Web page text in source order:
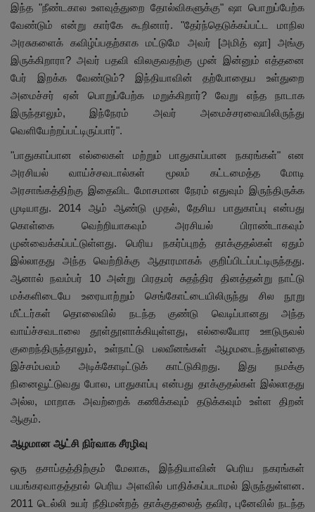
இந்த "நீண்டகால உளவுத்துறை தோல்விகளுக்கு" ஷா பொறுப்பேற்க
வேண்டும் என்று கார்கே கூறினார். "தேர்ந்தெடுக்கப்பட்ட மாநில
அரசுகளைக் கவிழ்ப்பதற்காக மட்டுமே அவர் [அமித் ஷா] அங்கு
இருக்கிறாரா? அவர் பதவி விலகுவதற்கு முன் இன்னும் எத்தனை
பேர் இறக்க வேண்டும்? இந்தியாவின் தற்போதைய உள்துறை
அமைச்சர் ஏன் பொறுப்பேற்க மறுக்கிறார்? வேறு எந்த நாடாக
இருந்தாலும், இந்நேரம் அவர் அமைச்சரவையிலிருந்து
வெளியேற்றப்பட்டிருப்பார்".
"பாதுகாப்பான எல்லைகள் மற்றும் பாதுகாப்பான நகரங்கள்" என
அரசியல் வாய்ச்சவடால்கள் மூலம் கட்டமைத்த மோடி
அரசாங்கத்திற்கு இதைவிட மோசமான நேரம் எதுவும் இருந்திருக்க
முடியாது. 2014 ஆம் ஆண்டு முதல், தேசிய பாதுகாப்பு என்பது
கொள்கை வெற்றியாகவும் அரசியல் பிராண்டாகவும்
முன்வைக்கப்பட்டுள்ளது. பெரிய நகர்ப்புறத் தாக்குதல்கள் ஏதும்
இல்லாதது அந்த வெற்றிக்கு ஆதாரமாகக் குறிப்பிடப்பட்டிருந்தது.
ஆனால் நவம்பர் 10 அன்று பிரதமர் சுதந்திர தினத்தன்று நாட்டு
மக்களிடையே உரையாற்றும் செங்கோட்டையிலிருந்து சில நூறு
மீட்டர்கள் தொலைவில் நடந்த குண்டு வெடிப்பானது அந்த
வாய்ச்சவடாலை தூள்தூளாக்கியுள்ளது, எல்லையோர ஊடுருவல்
குறைந்திருந்தாலும், உள்நாட்டு பலவீனங்கள் ஆழமடைந்துள்ளதை
இச்சம்பவம் அடிக்கோடிட்டுக் காட்டுகிறது. இது நமக்கு
நினைவூட்டுவது போல, பாதுகாப்பு என்பது தாக்குதல்கள் இல்லாதது
அல்ல, மாறாக அவற்றைக் கணிக்கவும் தடுக்கவும் உள்ள திறன்
ஆகும்.
ஆழமான ஆட்சி நிர்வாக சீரழிவு
ஒரு தசாப்தத்திற்கும் மேலாக, இந்தியாவின் பெரிய நகரங்கள்
பயங்கரவாதத்தால் பெரிய அளவில் பாதிக்கப்படாமல் இருந்துள்ளன.
2011 டெல்லி உயர் நீதிமன்றத் தாக்குதலைத் தவிர, புனேவில் நடந்த